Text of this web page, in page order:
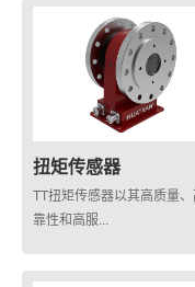
扭矩传感器
TT扭矩传感器以其高质量
靠性和高服...